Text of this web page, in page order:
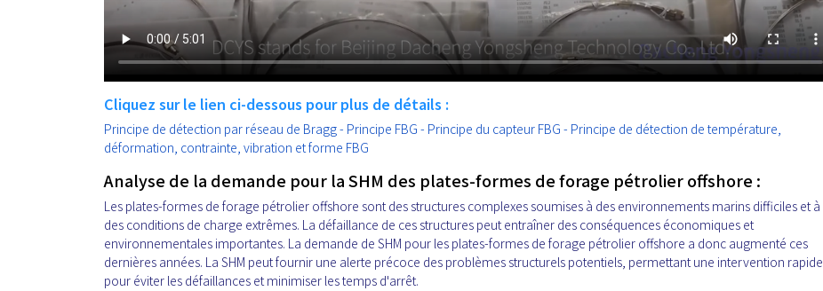
Cliquez sur le lien ci-dessous pour plus de détails :
Principe de détection par réseau de Bragg - Principe FBG - Principe du capteur FBG - Principe de détection de température,
déformation, contrainte, vibration et forme FBG
Analyse de la demande pour la SHM des plates-formes de forage pétrolier offshore :
Les plates-formes de forage pétrolier offshore sont des structures complexes soumises à des environnements marins difficiles et à
des conditions de charge extrêmes. La défaillance de ces structures peut entraîner des conséquences économiques et
environnementales importantes. La demande de SHM pour les plates-formes de forage pétrolier offshore a donc augmenté ces
dernières années. La SHM peut fournir une alerte précoce des problèmes structurels potentiels, permettant une intervention rapide
pour éviter les défaillances et minimiser les temps d'arrêt.